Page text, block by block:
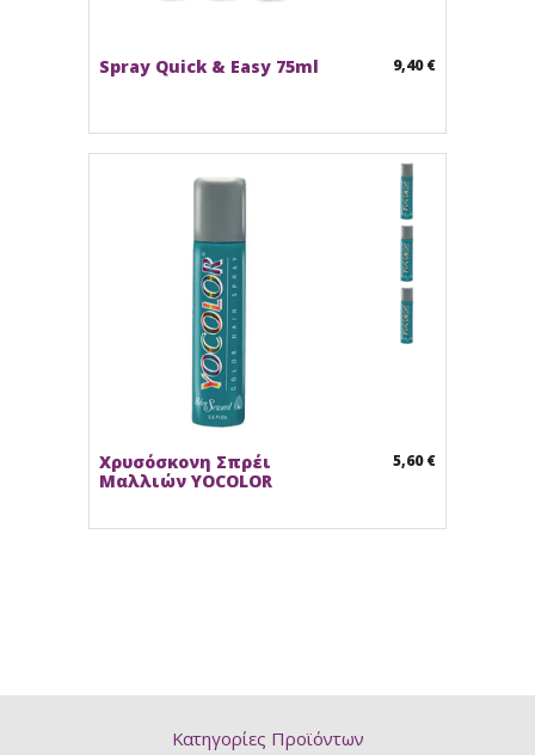
Spray Quick & Easy 75ml 9,40 €
Χρυσόσκονη Σπρέι
Μαλλιών YOCOLOR
5,60 €
Κατηγορίες Προϊόντων